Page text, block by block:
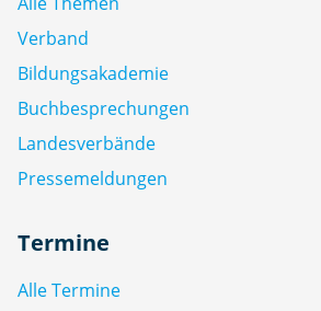
Verband
Bildungsakademie
Buchbesprechungen
Landesverbände
Pressemeldungen
Termine
Alle Termine